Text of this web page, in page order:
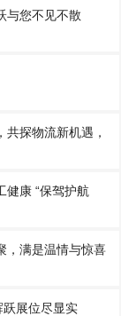
与您不见不散
探物流新机遇，
健康 “保驾护航
，满是温情与惊喜
展位尽显实